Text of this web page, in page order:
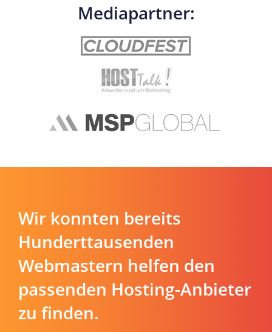
Mediapartner:
Wir konnten bereits
Hunderttausenden
Webmastern helfen den
passenden Hosting-Anbieter
zu finden.